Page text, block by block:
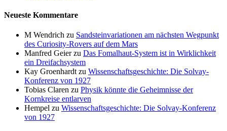
Neueste Kommentare
M Wendrich zu Sandsteinvariationen am nächsten Wegpunkt
des Curiosity-Rovers auf dem Mars
Manfred Geierzu Das Fomalhaut-System ist in Wirklichkeit
ein Dreifachsystem
Kay Groenhardtzu Wissenschaftsgeschichte: Die Solvay-
Konferenz von 1927
Tobias Claren zu Physik könnte die Geheimnisse der
Kornkreise entlarven
Hempel zu Wissenschaftsgeschichte: Die Solvay-Konferenz
von 1927